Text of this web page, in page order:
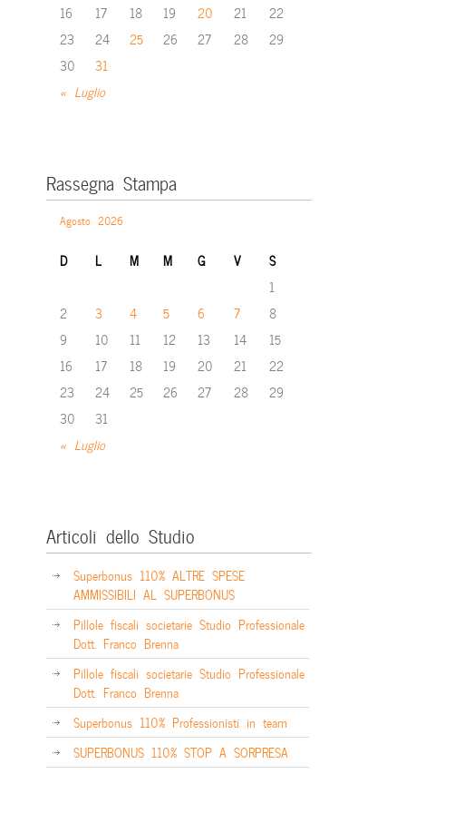
« Luglio
16
17 18 19 20 21
22
23
24 25 26 27 28
29
30
31
Rassegna Stampa
Agosto 2026
D L M M G V S
« Luglio
1
2
3 4 5 6 7
8
9
10 11 12 13 14
15
16
17 18 19 20 21
22
23
24 25 26 27 28
29
30
31
Articoli dello Studio
Superbonus 110% ALTRE SPESE
AMMISSIBILI AL SUPERBONUS
Pillole fiscali societarie Studio Professionale
Dott. Franco Brenna
Pillole fiscali societarie Studio Professionale
Dott. Franco Brenna
Superbonus 110% Professionisti in team
SUPERBONUS 110% STOP A SORPRESA